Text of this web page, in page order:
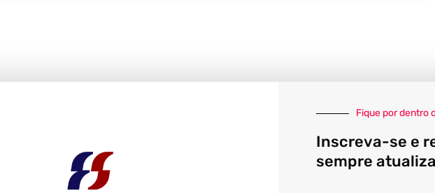
Fique por dentro
Inscreva-se e
sempre